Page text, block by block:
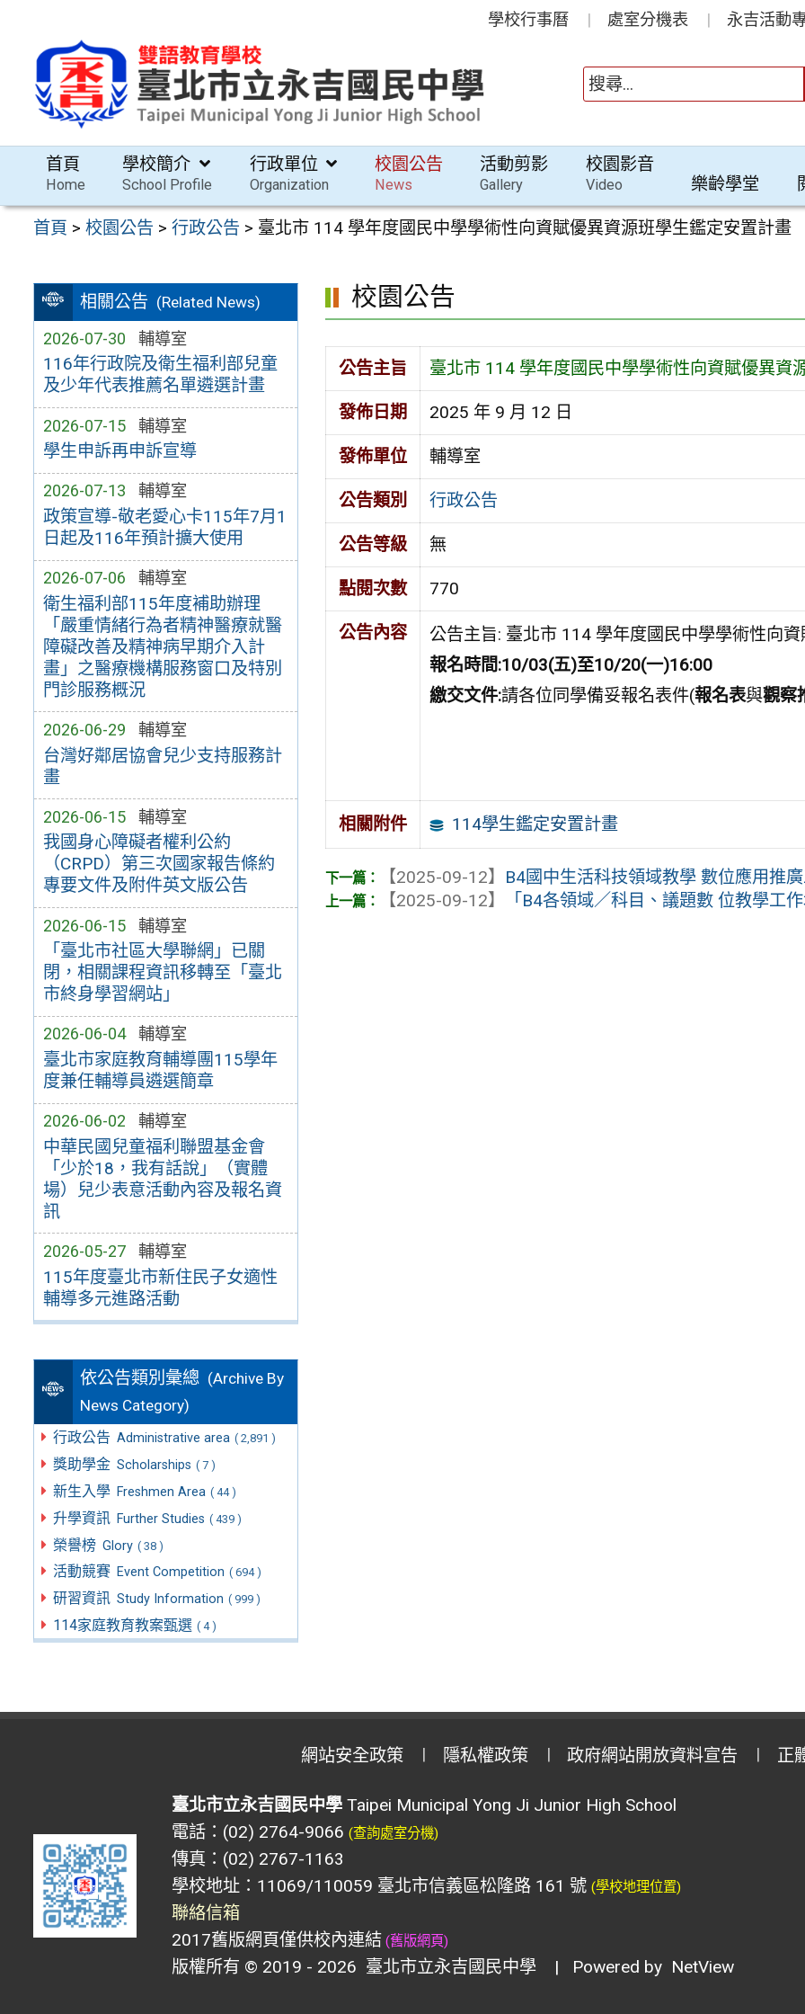
容
學校行事曆 處室分機表 永吉活動
首頁
Home
學校簡介
School Profile
行政單位
Organization
校園公告
News
活動剪影
Gallery
校園影音
Video 樂齡學堂
首頁 >校園公告 >行政公告 > 臺北市 114 學年度國民中學學術性向資賦優異資源班學生鑑定安置計畫
相關公告 (Related News)
2026-07-30 輔導室
116年行政院及衛生福利部兒童
及少年代表推薦名單遴選計畫
2026-07-15 輔導室
學生申訴再申訴宣導
2026-07-13 輔導室
政策宣導-敬老愛心卡115年7月1
日起及116年預計擴大使用
2026-07-06 輔導室
衛生福利部115年度補助辦理
「嚴重情緒行為者精神醫療就醫
障礙改善及精神病早期介入計
畫」之醫療機構服務窗口及特別
門診服務概況
2026-06-29 輔導室
台灣好鄰居協會兒少支持服務計
畫
2026-06-15 輔導室
我國身心障礙者權利公約
（CRPD）第三次國家報告條約
專要文件及附件英文版公告
2026-06-15 輔導室
「臺北市社區大學聯網」已關
閉，相關課程資訊移轉至「臺北
市終身學習網站」
2026-06-04 輔導室
臺北市家庭教育輔導團115學年
度兼任輔導員遴選簡章
2026-06-02 輔導室
中華民國兒童福利聯盟基金會
「少於18，我有話說」（實體
場）兒少表意活動內容及報名資
訊
2026-05-27 輔導室
115年度臺北市新住民子女適性
輔導多元進路活動
依公告類別彙總 (Archive By
News Category)
行政公告 Administrative area ( 2,891 )
獎助學金 Scholarships ( 7 )
新生入學 Freshmen Area ( 44 )
升學資訊 Further Studies ( 439 )
榮譽榜 Glory ( 38 )
活動競賽 Event Competition ( 694 )
研習資訊 Study Information ( 999 )
114家庭教育教案甄選 ( 4 )
校園公告
公告主旨 臺北市 114 學年度國民中學學術性向資賦優異資
發佈日期 2025 年 9 月 12 日
發佈單位 輔導室
公告類別 行政公告
公告等級 無
點閱次數 770
公告內容
公告主旨: 臺北市 114 學年度國民中學學術性向
報名時間:10/03(五)至10/20(一)16:00
繳交文件:請各位同學備妥報名表件(報名表與觀察
相關附件 114學生鑑定安置計畫
【2025-09-12】 B4國中生活科技領域教學 數位應用推
【2025-09-12】
「B4各領域／科目、議題數 位教學工作
網站安全政策 隱私權政策 政府網站開放資料宣告 正
臺北市立永吉國民中學Taipei Municipal Yong Ji Junior High School
電話：(02) 2764-9066 (查詢處室分機)
傳真：(02) 2767-1163
學校地址：11069/110059 臺北市信義區松隆路 161 號 (學校地理位置)
聯絡信箱
2017舊版網頁僅供校內連結 (舊版網頁)
版權所有 © 2019 - 2026 臺北市立永吉國民中學 | Powered by NetView